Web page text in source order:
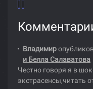
Владимир
и Белла Салаватова
Честно говоря я в
экстрасенсы,читать